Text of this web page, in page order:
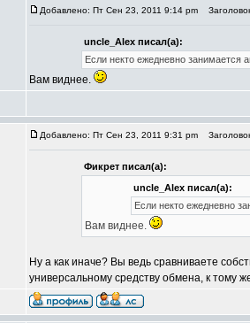
Добавлено: Пт Сен 23, 2011 9:14 pm
uncle_Alex писал(а):
Если некто ежедневно занимается
Вам виднее.
Добавлено: Пт Сен 23, 2011 9:31 pm
Фикрет писал(а):
uncle_Alex писал(а):
Если некто ежедневно
Вам виднее.
Ну а как иначе? Вы ведь сравниваете
универсальному средству обмена, к тому